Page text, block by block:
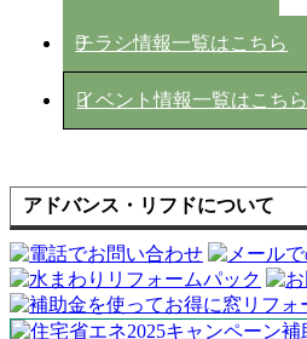
チラシ情報一覧はこちら
イベント情報一覧はこちら
アドバンス・リフドについて